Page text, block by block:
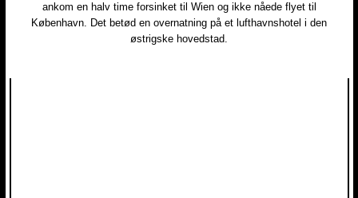
ankom en halv time forsinket til Wien og ikke nåede flyet til
København. Det betød en overnatning på et lufthavnshotel i den
østrigske hovedstad.​